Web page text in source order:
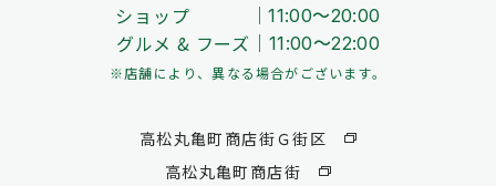
ショップ
11:00～20:00
グルメ & フーズ 11:00～22:00
※店舗により、異なる場合がございます。
高松丸亀町商店街Ｇ街区
高松丸亀町商店街